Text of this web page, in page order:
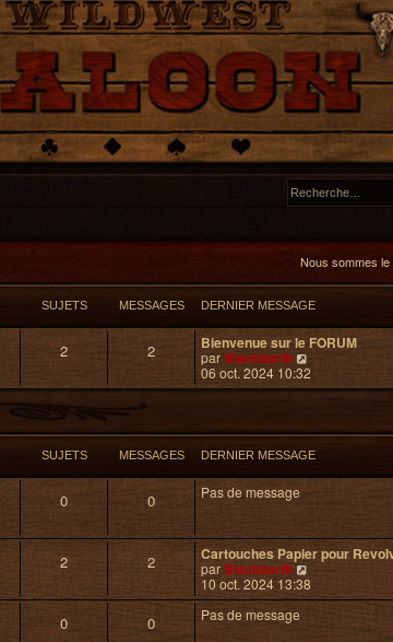
Nous sommes
SUJETS MESSAGES DERNIER MESSAGE
2 2 Bienvenue sur le FORUM
par Blackbarth
o
i
e
d
e
r
r
m
s
s
a
06 oct. 2024 10:32
SUJETS MESSAGES DERNIER MESSAGE
0 0 Pas de message
2 2 Cartouches Papier pour
par Blackbarth
o
i
r
10 oct. 2024 13:38
0 0 Pas de message